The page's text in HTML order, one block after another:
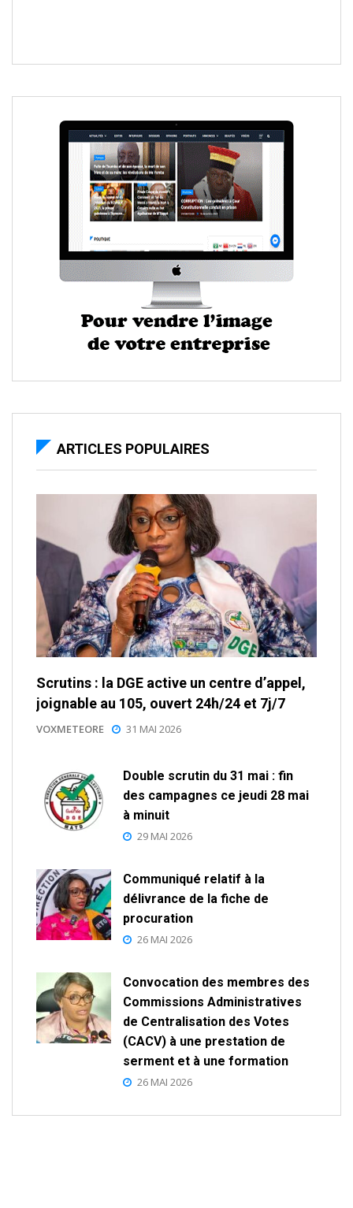
ARTICLES POPULAIRES
Scrutins : la DGE active un centre d’appel,
joignable au 105, ouvert 24h/24 et 7j/7
VOXMETEORE 31 MAI 2026
Double scrutin du 31 mai : fin
des campagnes ce jeudi 28 mai
à minuit
29 MAI 2026
Communiqué relatif à la
délivrance de la fiche de
procuration
26 MAI 2026
Convocation des membres des
Commissions Administratives
de Centralisation des Votes
(CACV) à une prestation de
serment et à une formation
26 MAI 2026